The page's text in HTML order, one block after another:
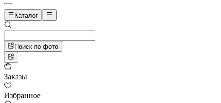
Каталог
Поиск по фото
Заказы
Избранное